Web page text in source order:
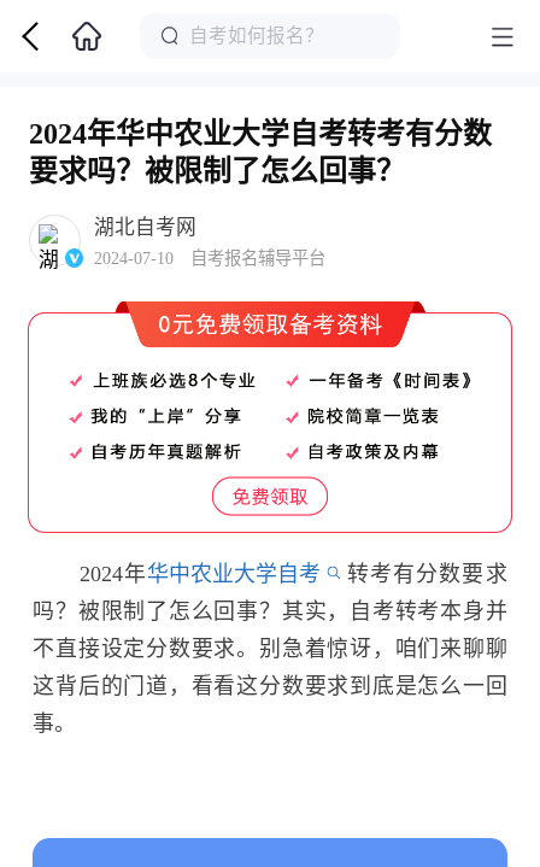
2024年华中农业大学自考转考有分数
要求吗？被限制了怎么回事？
湖北自考网
2024-07-10 自考报名辅导平台
2024年华中农业大学自考
转考有分数要求
吗？被限制了怎么回事？其实，自考转考本身并
不直接设定分数要求。别急着惊讶，咱们来聊聊
这背后的门道，看看这分数要求到底是怎么一回
事。